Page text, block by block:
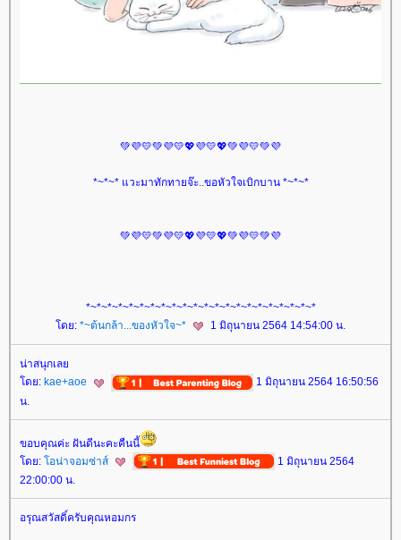
💚💜💛💚💜💛💖💜💛💖💚💜💛💚💜
*~*~* แวะมาทักทายจ๊ะ..ขอหัวใจเบิกบาน *~*~*
💚💜💛💚💜💛💖💜💛💖💚💜💛💚💜
*~*~*~*~*~*~*~*~*~*~*~*~*~*~*~*~*~*~*~*~*~*
ดย: *~ต้นกล้า...ของหัวใจ~* 1 มิถุนายน 2564 14:54:00 น.
น่าสนุกเล
ดย: kae+aoe
1 มิถุนายน 2564 16:50:56
น.
ขอบคุณค่ะ ฝันดีนะคะคืนนี้
ดย: อน่าจอมซ่าส์
1 มิถุนายน 2564
22:00:00 น.
อรุณสวัสดิ์ครับคุณหอมกร